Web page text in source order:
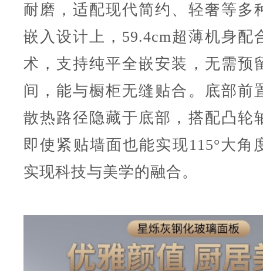
耐磨，适配现代简约、轻奢等多
嵌入设计上，59.4cm超薄机身配
术，支持纯平全嵌安装，无需预
间，能与橱柜无缝贴合。底部前
散热路径隐藏于底部，搭配凸轮
即使紧贴墙面也能实现115°大角
实现科技与美学的融合。